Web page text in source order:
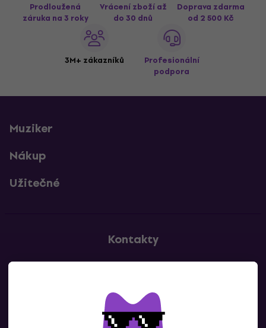
Prodloužená
záruka na 3 roky
Vrácení zboží až
do 30 dnů
Doprava zdarma
od 2 500 Kč
3M+ zákazníků
Profesionální
podpora
Muziker
Nákup
Užitečné
Kontakty